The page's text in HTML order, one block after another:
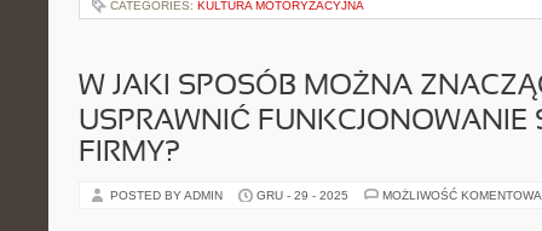
CATEGORIES: KULTURA MOTORYZACYJNA
W JAKI SPOSÓB MOŻNA
USPRAWNIĆ FUNKCJONOWANIE
FIRMY?
POSTED BY ADMIN GRU - 29 - 2025 MOŻLIWOŚĆ